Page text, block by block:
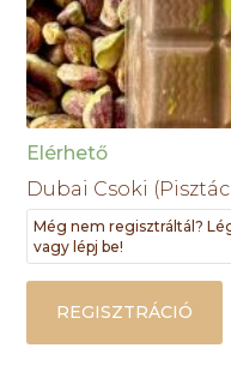
Elérhető
Dubai Csoki
Még nem regisztráltál?
vagy lépj be!
REGISZTRÁCIÓ